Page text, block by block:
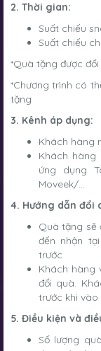
2. Thời gian:
Suất chiếu
Suất chiếu
*Quà tặng được
*Chương trình có
tặng
3. Kênh áp dụng:
Khách hàng
Khách
ứng dụng
Moveek/...
4. Hướng dẫn đổi
Quà tặng sẽ
đến nhận
trước
Khách hàng
đổi quà.
trước khi vào
5. Điều kiện và
Số lượng